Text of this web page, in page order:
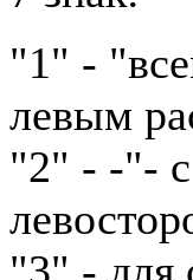
"1" -
левым
"2" - -"- с